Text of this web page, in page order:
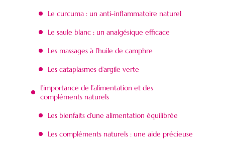
Le curcuma : un anti-inflammatoire naturel
Le saule blanc : un analgésique efficace
Les massages à l’huile de camphre
Les cataplasmes d’argile verte
L’importance de l’alimentation et des
compléments naturels
Les bienfaits d’une alimentation équilibrée
Les compléments naturels : une aide précieuse